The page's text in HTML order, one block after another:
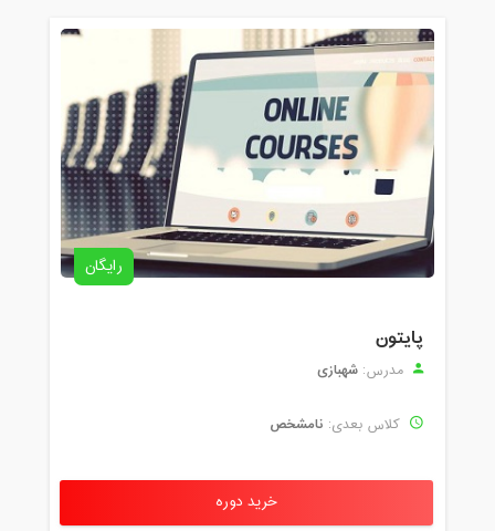
رایگان
پایتون
مدرس: شهبازی
کلاس بعدی: نامشخص
خرید دوره